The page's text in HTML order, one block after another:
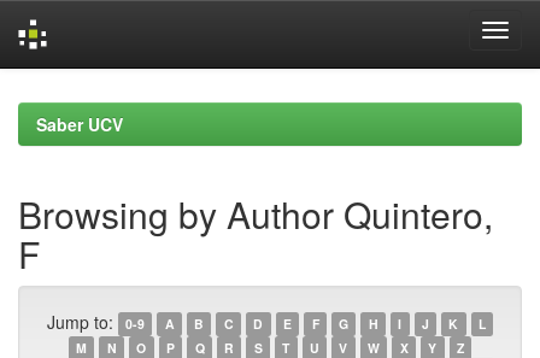
navigationSaber UCV
Browsing by Author Quintero,
F
Jump to: 0-9 A B C D E F G H I J K
L
M
N O P Q R S T U V W X Y Z